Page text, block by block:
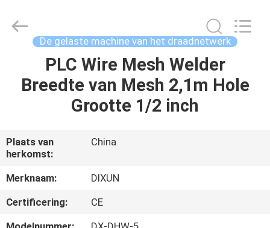
PRODUCTEN
VR
TOON
ONGEVEER
ONS
Mesh
Products
De gelaste machine van het draadnetwerk
PLC Wire Mesh Welder
Breedte van Mesh 2,1m Hole
Grootte 1/2 inch
Plaats van
herkomst:
China
Merknaam:
DIXUN
Certificering:
CE